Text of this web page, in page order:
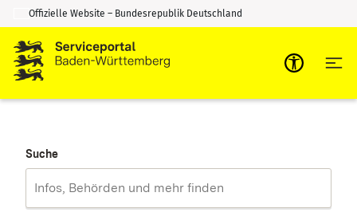
Zum Inhalt springen
Zur Suche springen
Offizielle Website – Bundesrepublik Deutschland
Suche